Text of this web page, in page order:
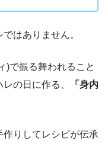
はありません。
)で振る舞われること
の日に作る、
「身内
りしてレシピが伝承